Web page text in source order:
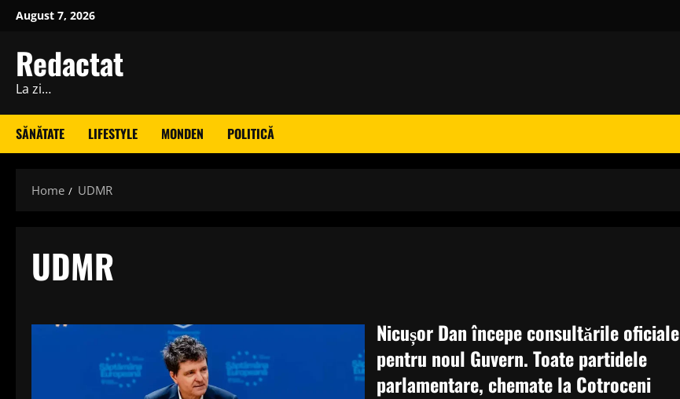
Skip
content
August 7, 2026
Redactat
La zi…
SĂNĂTATE LIFESTYLE MONDEN POLITICĂ
Home UDMR
UDMR
Nicușor Dan începe consultările oficiale
pentru noul Guvern. Toate partidele
parlamentare, chemate la Cotroceni